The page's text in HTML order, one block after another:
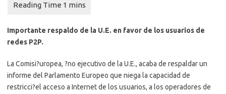
Importante respaldo de la U.E. en favor de los usuarios de
redes P2P.
La Comisi?uropea, ?no ejecutivo de la U.E., acaba de respaldar un
informe del Parlamento Europeo que niega la capacidad de
restricci?el acceso a Internet de los usuarios, a los operadores de